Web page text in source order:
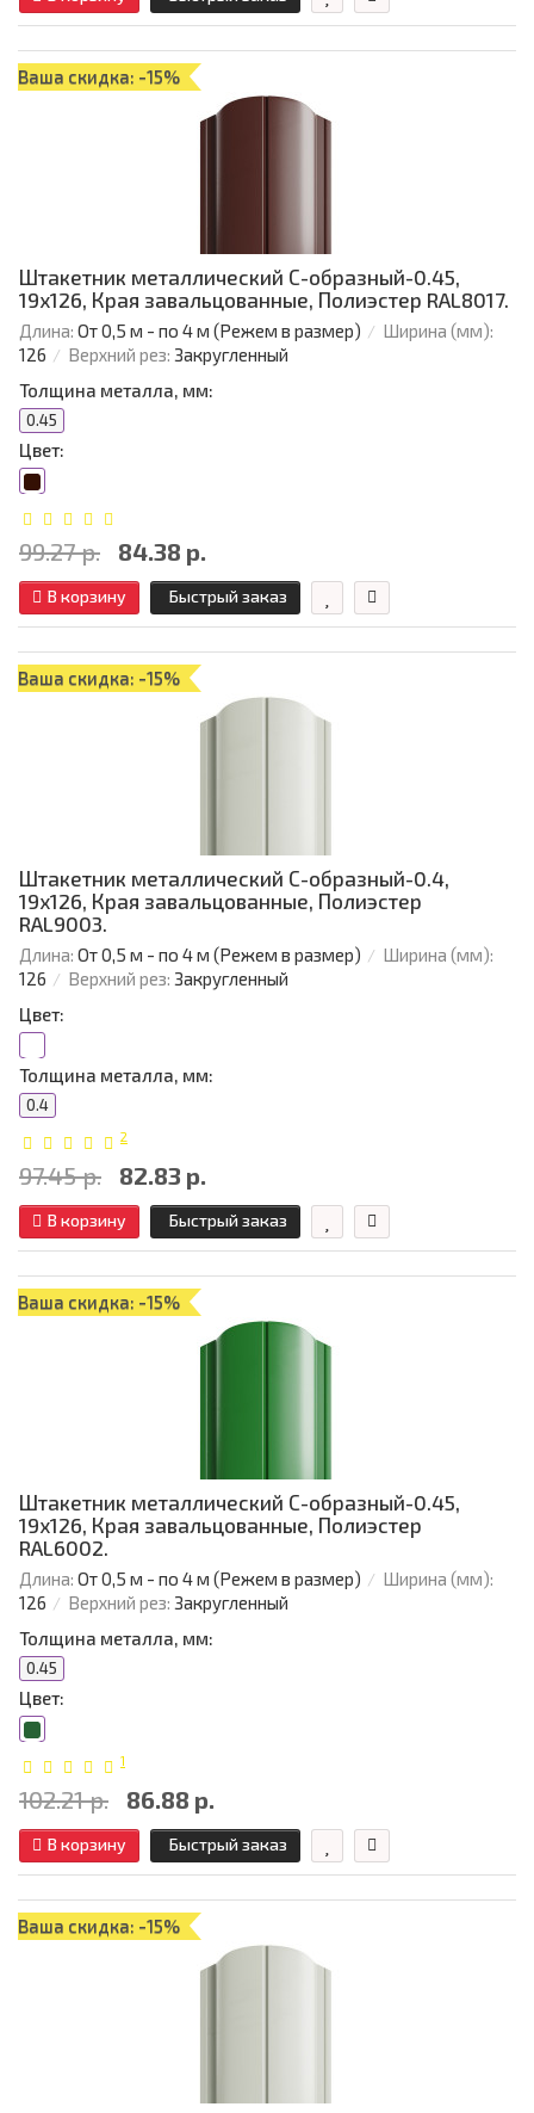
Ваша скидка: -15%
Штакетник металлический С-образный-0.45,
19х126, Края завальцованные, Полиэстер RAL8017.
Длина: От 0,5 м - по 4 м (Режем в размер)
Ширина (мм):
126
Верхний рез: Закругленный
Толщина металла, мм:
0.45
Цвет:
99.27 р. 84.38 р.
В корзину Быстрый заказ
Ваша скидка: -15%
Штакетник металлический С-образный-0.4,
19х126, Края завальцованные, Полиэстер
RAL9003.
Длина: От 0,5 м - по 4 м (Режем в размер)
Ширина (мм):
126
Верхний рез: Закругленный
Цвет:
Толщина металла, мм:
0.4
2
97.45 р. 82.83 р.
В корзину Быстрый заказ
Ваша скидка: -15%
Штакетник металлический С-образный-0.45,
19х126, Края завальцованные, Полиэстер
RAL6002.
Длина: От 0,5 м - по 4 м (Режем в размер)
Ширина (мм):
126
Верхний рез: Закругленный
Толщина металла, мм:
0.45
Цвет:
1
102.21 р. 86.88 р.
В корзину Быстрый заказ
Ваша скидка: -15%